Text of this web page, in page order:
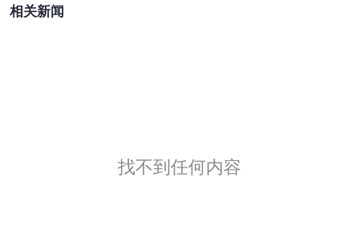
相关新闻
找不到任何内容